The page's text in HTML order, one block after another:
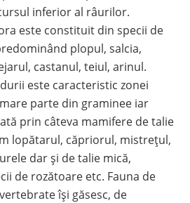
inferior al râurilor.
este constituit din specii de
plopul, salcia,
castanul, teiul, arinul.
este caracteristic zonei
parte din graminee iar
prin câteva mamifere de talie
lopătarul, căpriorul, mistrețul,
dar și de talie mică,
de rozătoare etc. Fauna de
își găsesc, de